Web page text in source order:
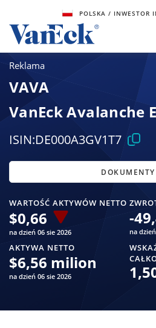
POLSKA/ INWESTOR
Reklama
VAVA
VanEck Avalanche
ISIN:DE000A3GV1T7
WARTOŚĆ AKTYWÓW NETTO
$0,66
na dzień 06 sie 2026
-
na
AKTYWA NETTO
$6,56 milion
na dzień 06 sie 2026
DOKUMENTY